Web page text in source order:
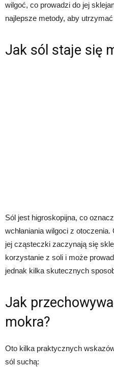
wilgoć, co prowadzi do jej
najlepsze metody, aby
Jak sól staje się
Sól jest higroskopijna, co
wchłaniania wilgoci z
jej cząsteczki zaczynają się
korzystanie z soli i może
jednak kilka skutecznych
Jak
mokra?
Oto kilka praktycznych
sól suchą: